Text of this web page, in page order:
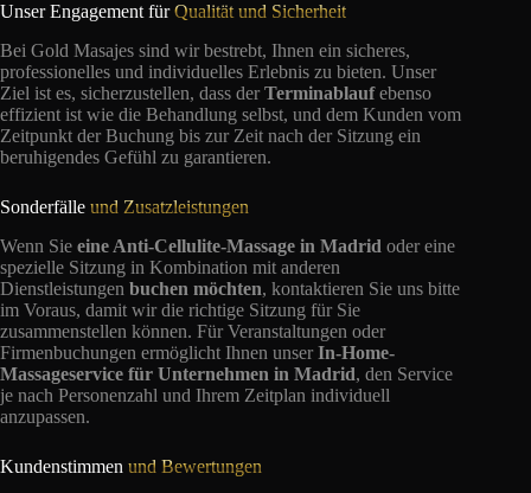
Unser Engagement fürQualität und Sicherheit
Bei Gold Masajes sind wir bestrebt, Ihnen ein sicheres,
professionelles und individuelles Erlebnis zu bieten. Unser
Ziel ist es, sicherzustellen, dass der Terminablaufebenso
effizient ist wie die Behandlung selbst, und dem Kunden vom
Zeitpunkt der Buchung bis zur Zeit nach der Sitzung ein
beruhigendes Gefühl zu garantieren.
Sonderfälle und Zusatzleistungen
Wenn Sie eine Anti-Cellulite-Massage in Madrid oder eine
spezielle Sitzung in Kombination mit anderen
Dienstleistungen buchen möchten, kontaktieren Sie uns bitte
im Voraus, damit wir die richtige Sitzung für Sie
zusammenstellen können. Für Veranstaltungen oder
Firmenbuchungen ermöglicht Ihnen unser In-Home-
Massageservice für Unternehmen in Madrid, den Service
je nach Personenzahl und Ihrem Zeitplan individuell
anzupassen.
Kundenstimmen und Bewertungen